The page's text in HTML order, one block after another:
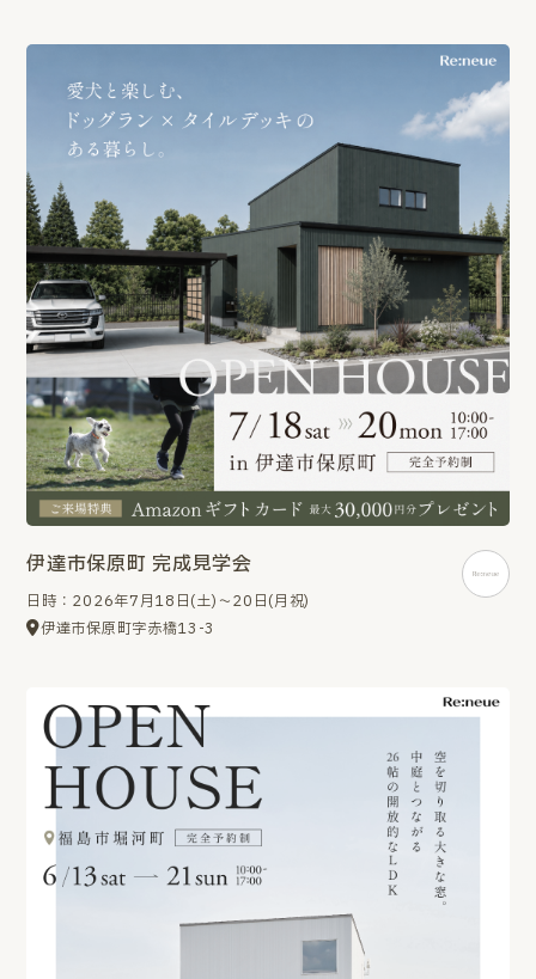
伊達市保原町 完成見学会
日時：2026年7月18日(土)～20日(月祝)
伊達市保原町字赤橋13-3